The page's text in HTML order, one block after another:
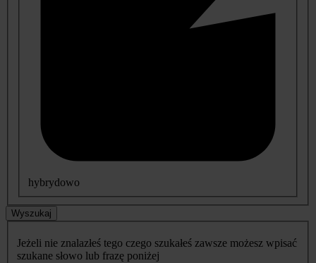
hybrydowo
Wyszukaj
Jeżeli nie znalazłeś tego czego szukałeś zawsze możesz wpisać
szukane słowo lub frazę poniżej